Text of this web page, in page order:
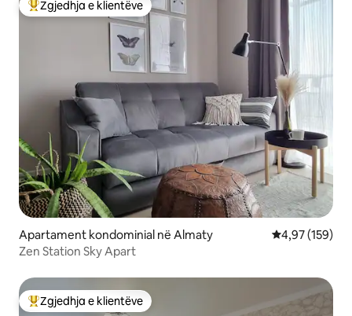
Më të mirat e zgjedhjeve të klientëve
Zgjedhja e klientëve
Apartament kondominial në Almaty Vlerësimi
4,97 (159)
Zen Station Sky Apart
Më të mirat e zgjedhjeve të klientëve
Zgjedhja e klientëve